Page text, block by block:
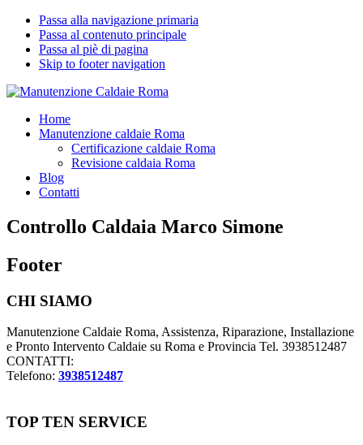
Passa alla navigazione primaria
Passa al contenuto principale
Passa al piè di pagina
Skip to footer navigation
Manutenzione Caldaie Roma
Pronto Intervento Caldaie Roma
Home
Manutenzione caldaie Roma
Certificazione caldaie Roma
Revisione caldaia Roma
Blog
Contatti
Controllo Caldaia Marco Simone
Footer
CHI SIAMO
Manutenzione Caldaie Roma, Assistenza, Riparazione, Installazione
e Pronto Intervento Caldaie su Roma e Provincia Tel. 3938512487
CONTATTI:
Telefono: 3938512487
TOP TEN SERVICE